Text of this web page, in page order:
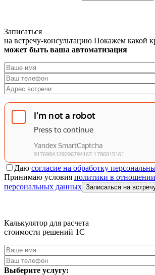
Записаться
на встречу-консультацию Покажем какой
может быть ваша автоматизация
Даю согласие на обработку
Принимаю условия политики в
персональных данных Записаться на
Калькулятор для расчета
стоимости решений 1C
Выберите услугу: